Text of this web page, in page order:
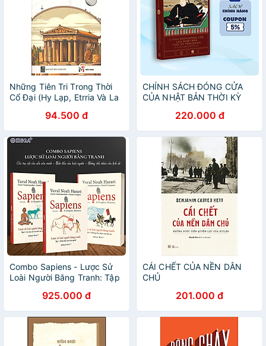
Những Tiên Tri Trong Thời
Cổ Đại (Hy Lạp, Etrria Và La
94.500 đ
CHÍNH SÁCH ĐÓNG CỬA
CỦA NHẬT BẢN THỜI KỲ
NHÂN VÀ HỆ QUẢ
220.000 đ
Combo Sapiens - Lược Sử
Loài Người Bằng Tranh: Tập
Minh + Tập 2: Khởi Đầu Của
Loài Người + Tập 3: Những
Chủ Nhân Của Lịch Sử
925.000 đ
CÁI CHẾT CỦA NỀN DÂN
CHỦ
201.000 đ